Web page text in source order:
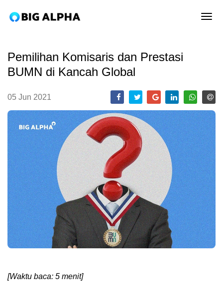
Pemilihan Komisaris dan Prestasi
BUMN di Kancah Global
05 Jun 2021
[Waktu baca: 5 menit]